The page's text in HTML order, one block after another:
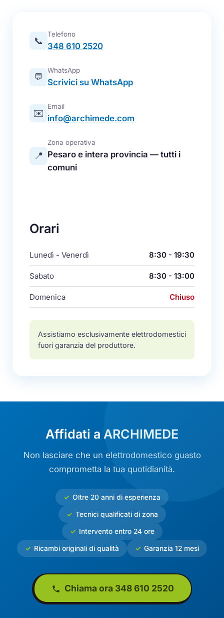
📞
Telefono
348 610 2520
💬
WhatsApp
Scrivici su WhatsApp
✉️
Email
info@archimede.com
📍
Zona operativa
Pesaro e intera provincia — tutti i
comuni
Orari
Lunedì - Venerdì 8:30 - 19:30
Sabato 8:30 - 13:00
Domenica Chiuso
Assistiamo esclusivamente elettrodomestici
fuori garanzia del produttore.
Affidati a ARCHIMEDE
Non lasciare che un elettrodomestico guasto
comprometta la tua quotidianità.
Oltre 20 anni di esperienza
Tecnici qualificati di zona
Intervento entro 24 ore
Ricambi originali di qualità Garanzia 12 mesi
Chiama ora 348 610 2520